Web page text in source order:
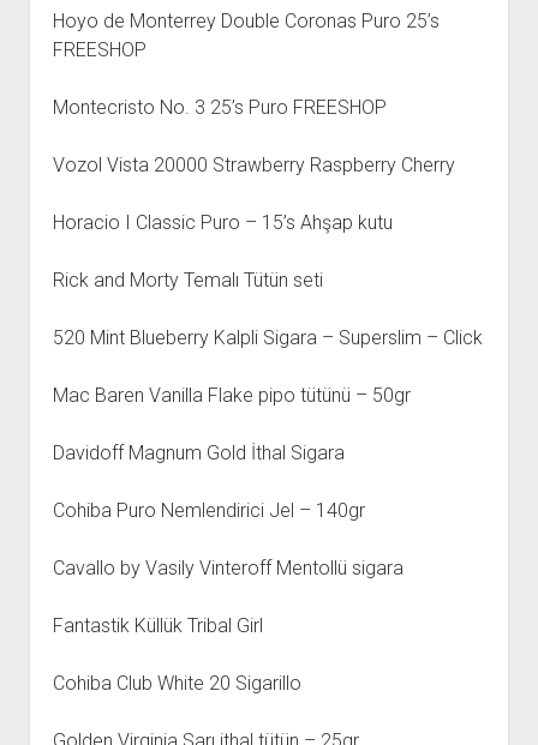
Hoyo de Monterrey Double Coronas Puro 25’s
FREESHOP
Montecristo No. 3 25’s Puro FREESHOP
Vozol Vista 20000 Strawberry Raspberry Cherry
Horacio I Classic Puro – 15’s Ahşap kutu
Rick and Morty Temalı Tütün seti
520 Mint Blueberry Kalpli Sigara – Superslim – Click
Mac Baren Vanilla Flake pipo tütünü – 50gr
Davidoff Magnum Gold İthal Sigara
Cohiba Puro Nemlendirici Jel – 140gr
Cavallo by Vasily Vinteroff Mentollü sigara
Fantastik Küllük Tribal Girl
Cohiba Club White 20 Sigarillo